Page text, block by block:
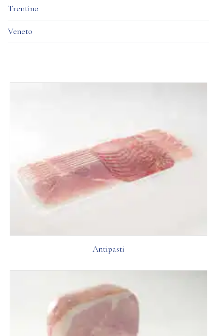
Trentino
Veneto
Antipasti